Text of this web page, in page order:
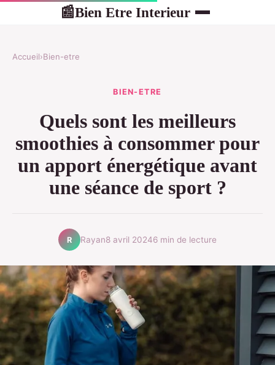
📰Bien Etre Interieur
Accueil›Bien-etre
BIEN-ETRE
Quels sont les meilleurs
smoothies à consommer pour
un apport énergétique avant
une séance de sport ?
R Rayan8 avril 20246 min de lecture